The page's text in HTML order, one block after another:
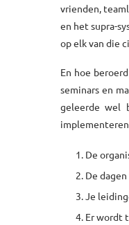
vrienden,
en het supra-
op elk van die
En hoe
seminars en
geleerde wel
De
De
Je
Er wordt